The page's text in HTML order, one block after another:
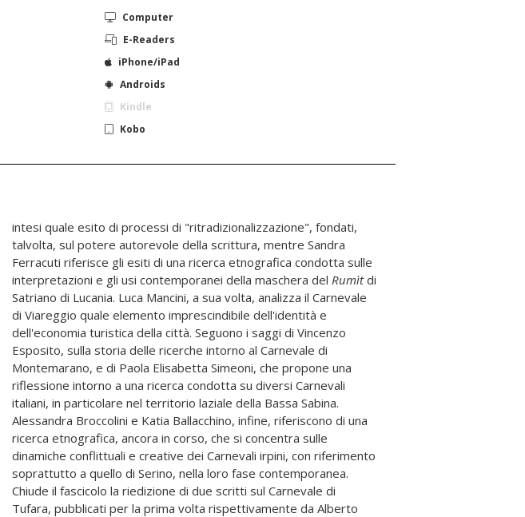
Computer
E-Readers
iPhone/iPad
Androids
Kindle
Kobo
interpretazioni e gli usi contemporanei della maschera del Rumìtdi
Satriano di Lucania. Luca Mancini, a sua volta, analizza il Carnevale
di Viareggio quale elemento imprescindibile dell'identità e
dell'economia turistica della città. Seguono i saggi di Vincenzo
Esposito, sulla storia delle ricerche intorno al Carnevale di
Montemarano, e di Paola Elisabetta Simeoni, che propone una
riflessione intorno a una ricerca condotta su diversi Carnevali
italiani, in particolare nel territorio laziale della Bassa Sabina.
Alessandra Broccolini e Katia Ballacchino, infine, riferiscono di una
ricerca etnografica, ancora in corso, che si concentra sulle
dinamiche conflittuali e creative dei Carnevali irpini, con riferimento
soprattutto a quello di Serino, nella loro fase contemporanea.
Chiude il fascicolo la riedizione di due scritti sul Carnevale di
Tufara, pubblicati per la prima volta rispettivamente da Alberto